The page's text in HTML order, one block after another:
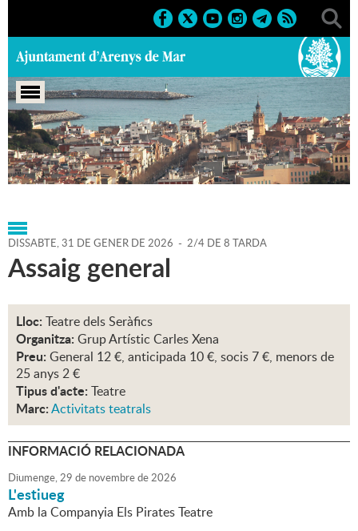
Portada > Agenda > 31-01-
2026 > Marcs > Culturals > 2026 > Activitats teatrals
DISSABTE,31 DE GENER DE 2026 - 2/4 DE 8 TARDA
Assaig general
Lloc: Teatre dels Seràfics
Organitza: Grup Artístic Carles Xena
Preu: General 12 €, anticipada 10 €, socis 7 €, menors de
25 anys 2 €
Tipus d'acte: Teatre
Marc:Activitats teatrals
INFORMACIÓ RELACIONADA
Diumenge,29 de novembrede2026
L'estiueg
Amb la Companyia Els Pirates Teatre